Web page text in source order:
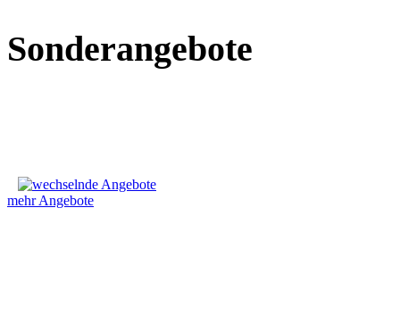
Sonderangebote
mehr Angebote